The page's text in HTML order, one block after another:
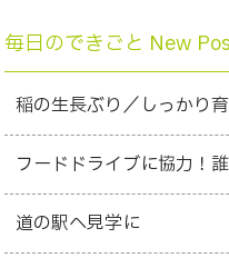
毎日のできごと New
稲の生長ぶり／しっかり
フードドライブに協力！
道の駅へ見学に